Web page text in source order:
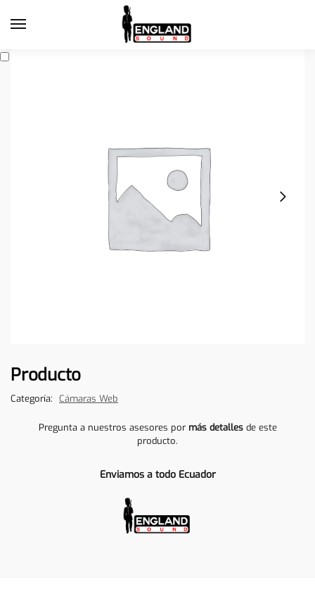
Producto
Categoría: Cámaras Web
Pregunta a nuestros asesores por más detallesde este
producto.
Enviamos a todo Ecuador